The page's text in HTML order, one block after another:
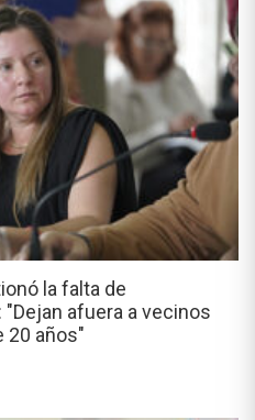
la falta de
afuera a vecinos
20 años"